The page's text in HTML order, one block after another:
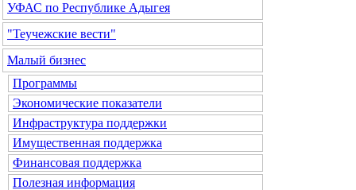
УФАС по Республике Адыгея
"Теучежские вести"
Малый бизнес
Программы
Экономические показатели
Инфраструктура поддержки
Имущественная поддержка
Финансовая поддержка
Полезная информация